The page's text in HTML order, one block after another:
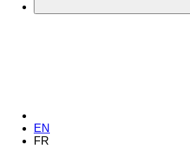
EN
FR